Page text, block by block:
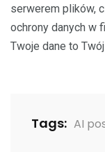
serwerem plików,
ochrony danych w
Twoje dane to
Tags: AI